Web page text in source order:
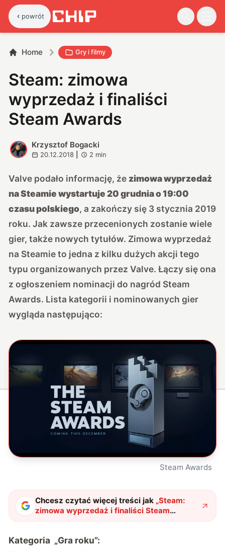
powrót
Home Gry i filmy
Steam: zimowa
wyprzedaż i finaliści
Steam Awards
K
Krzysztof Bogacki
20.12.2018 2 min
Valve podało informację, że zimowa wyprzedaż
na Steamie wystartuje 20 grudnia o 19:00
czasu polskiego, a zakończy się 3 stycznia 2019
roku. Jak zawsze przecenionych zostanie wiele
gier, także nowych tytułów. Zimowa wyprzedaż
na Steamie to jedna z kilku dużych akcji tego
typu organizowanych przez Valve. Łączy się ona
z ogłoszeniem nominacji do nagród Steam
Awards. Lista kategorii i nominowanych gier
wygląda następująco:
Steam Awards
Chcesz czytać więcej treści jak „Steam:
zimowa wyprzedaż i finaliści Steam
Awards"?
Kategoria „Gra roku”: